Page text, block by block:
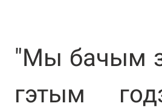
"Мы бачым
гэтым